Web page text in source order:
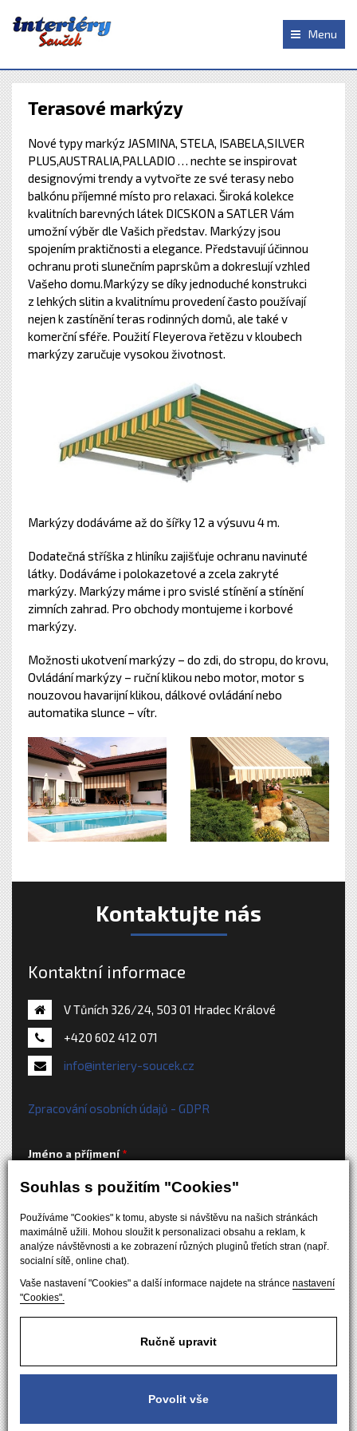
Souhlas s použitím "Cookies"
Používáme "Cookies" k tomu, abyste si návštěvu na našich stránkách
maximálně užili. Mohou sloužit k personalizaci obsahu a reklam, k
analýze návštěvnosti a ke zobrazení různých pluginů třetích stran (např.
socialní sítě, online chat).
Vaše nastavení "Cookies" a další informace najdete na stránce nastavení
"Cookies".
Ručně upravit
Povolit vše
Menu
Terasové markýzy
Nové typy markýz JASMINA, STELA, ISABELA,SILVER
PLUS,AUSTRALIA,PALLADIO … nechte se inspirovat
designovými trendy a vytvořte ze své terasy nebo
balkónu příjemné místo pro relaxaci. Široká kolekce
kvalitních barevných látek DICSKON a SATLER Vám
umožní výběr dle Vašich představ. Markýzy jsou
spojením praktičnosti a elegance. Představují účinnou
ochranu proti slunečním paprskům a dokreslují vzhled
Vašeho domu.Markýzy se díky jednoduché konstrukci
z lehkých slitin a kvalitnímu provedení často používají
nejen k zastínění teras rodinných domů, ale také v
komerční sféře. Použití Fleyerova řetězu v kloubech
markýzy zaručuje vysokou životnost.
Markýzy dodáváme až do šířky 12 a výsuvu 4 m.
Dodatečná stříška z hliníku zajišťuje ochranu navinuté
látky. Dodáváme i polokazetové a zcela zakryté
markýzy. Markýzy máme i pro svislé stínění a stínění
zimních zahrad. Pro obchody montujeme i korbové
markýzy.
Možnosti ukotvení markýzy – do zdi, do stropu, do krovu,
Ovládání markýzy – ruční klikou nebo motor, motor s
nouzovou havarijní klikou, dálkové ovládání nebo
automatika slunce – vítr.
Kontaktujte nás
Kontaktní informace
V Tůních 326/24, 503 01 Hradec Králové
+420 602 412 071
info@interiery-soucek.cz
Zpracování osobních údajů - GDPR
Jméno a příjmení
Váš dotaz
Odesláním formuláře souhlasíte sezpracováním osobních